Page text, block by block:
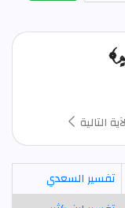
التالية
تفسير السعدي